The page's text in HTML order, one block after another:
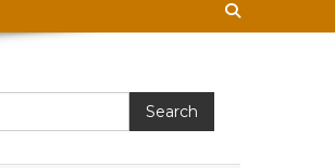
Search